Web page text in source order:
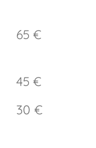
65 €
45 €
30 €